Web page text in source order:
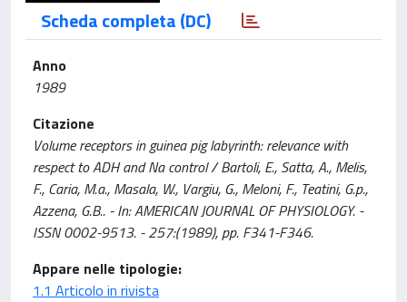
Scheda completa (DC)
Anno
1989
Citazione
Volume receptors in guinea pig labyrinth: relevance with
respect to ADH and Na control / Bartoli, E., Satta, A., Melis,
F., Caria, M.a., Masala, W., Vargiu, G., Meloni, F., Teatini, G.p.,
Azzena, G.B.. - In: AMERICAN JOURNAL OF PHYSIOLOGY. -
ISSN 0002-9513. - 257:(1989), pp. F341-F346.
Appare nelle tipologie:
1.1 Articolo in rivista